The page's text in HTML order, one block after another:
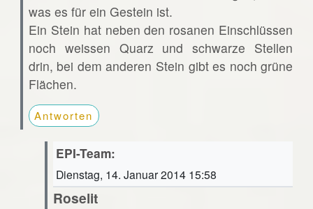
was es für ein Gestein ist.
Ein Stein hat neben den rosanen Einschlüssen
noch weissen Quarz und schwarze Stellen
drin, bei dem anderen Stein gibt es noch grüne
Flächen.
Antworten
EPI-Team:
Dienstag, 14. Januar 2014 15:58
Roselit